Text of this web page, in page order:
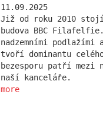
11.09.2025
Již od roku 2010
budova BBC
nadzemními podlažími
tvoří dominantu
bezesporu patří
naší kanceláře.
more